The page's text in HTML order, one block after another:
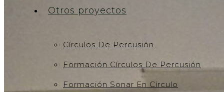
Otros proyectos
Círculos De Percusión
Formación Círculos De Percusión
Formación Sonar En Círculo